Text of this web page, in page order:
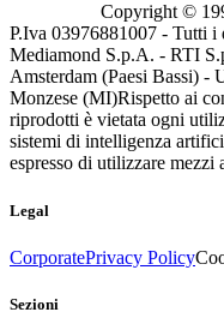
Copyright ©
P.Iva 03976881007 - Tutti
Mediamond S.p.A. - RTI
Amsterdam (Paesi Bassi)
Monzese (MI)Rispetto ai
riprodotti è vietata ogni
sistemi di intelligenza
espresso di utilizzare mezzi
Legal
CorporatePrivacy Policy
Sezioni